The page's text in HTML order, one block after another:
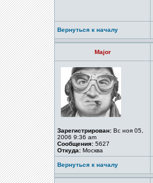
Вернуться к началу
Major
Зарегистрирован: Вс ноя 05,
2006 9:36 am
Сообщения: 5627
Откуда: Москва
Вернуться к началу